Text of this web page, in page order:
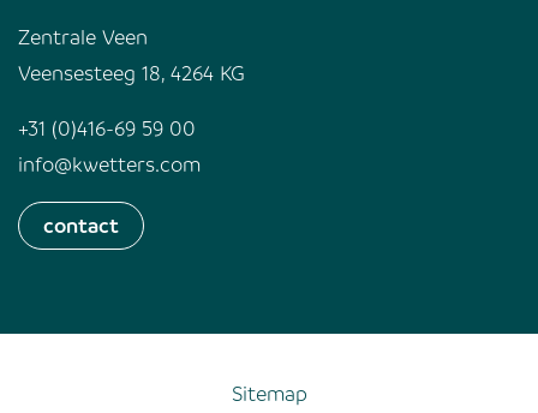
Zentrale Veen
Veensesteeg 18, 4264 KG
+31 (0)416-69 59 00
info@kwetters.com
contact
Sitemap